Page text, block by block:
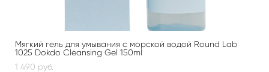
Мягкий гель для умывания с морской водой Round Lab
1025 Dokdo Cleansing Gel 150ml
1 490 pуб.